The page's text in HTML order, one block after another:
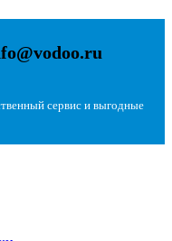
сервис и выгодные